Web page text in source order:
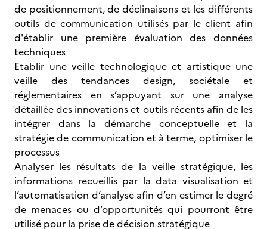
de positionnement, de déclinaisons et les différents
outils de communication utilisés par le client afin
d'établir une première évaluation des données
techniques
Etablir une veille technologique et artistique une
veille des tendances design, sociétale et
réglementaires en s’appuyant sur une analyse
détaillée des innovations et outils récents afin de les
intégrer dans la démarche conceptuelle et la
stratégie de communication et à terme, optimiser le
processus
Analyser les résultats de la veille stratégique, les
informations recueillis par la data visualisation et
l’automatisation d’analyse afin d’en estimer le degré
de menaces ou d’opportunités qui pourront être
utilisé pour la prise de décision stratégique